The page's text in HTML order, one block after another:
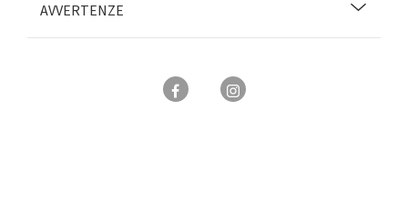
AVVERTENZE